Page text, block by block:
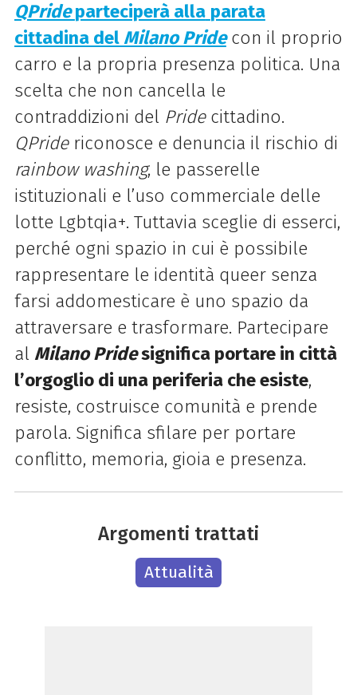
QPrideparteciperà alla parata
cittadina delMilano Pridecon il proprio
carro e la propria presenza politica. Una
scelta che non cancella le
contraddizioni del Pride cittadino.
QPride riconosce e denuncia il rischio di
rainbow washing, le passerelle
istituzionali e l’uso commerciale delle
lotte Lgbtqia+. Tuttavia sceglie di esserci,
perché ogni spazio in cui è possibile
rappresentare le identità queer senza
farsi addomesticare è uno spazio da
attraversare e trasformare. Partecipare
al Milano Pridesignifica portare in città
l’orgoglio di una periferia che esiste,
resiste, costruisce comunità e prende
parola. Significa sfilare per portare
conflitto, memoria, gioia e presenza.
Argomenti trattati
Attualità